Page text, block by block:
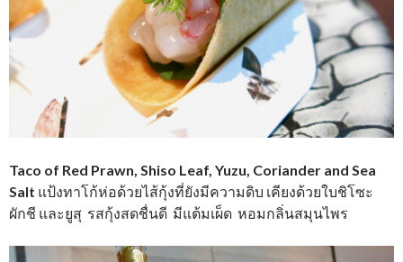
Taco of Red Prawn, Shiso Leaf, Yuzu, Coriander and Sea
Salt แป้งทาโก้ห่อด้วยไส้กุ้งที่ยังมีความดิบ เคียงด้วยใบชิโซะ
ผักชี และยูสุ รสกุ้งสดชื่นดี มีแต้มเผ็ด หอมกลิ่นสมุนไพร